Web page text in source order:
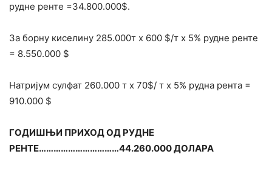
рудне ренте =34.800.000$.
За борну киселину 285.000т х 600 $/т х 5% рудне ренте
= 8.550.000 $
Натријум сулфат 260.000 т х 70$/ т х 5% рудна рента =
910.000 $
ГОДИШЊИ ПРИХОД ОД РУДНЕ
РЕНТЕ……………………………44.260.000 ДОЛАРА